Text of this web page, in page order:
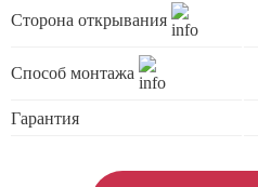
Сторона открывания
Способ монтажа
Гарантия